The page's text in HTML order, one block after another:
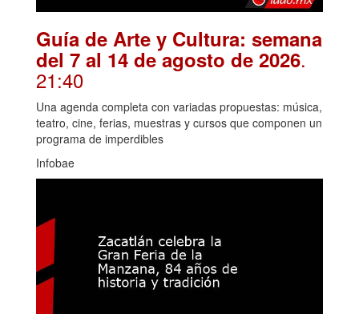
Guía de Arte y Cultura: semana
del 7 al 14 de agosto de 2026.
21:40
Una agenda completa con variadas propuestas: música,
teatro, cine, ferias, muestras y cursos que componen un
programa de imperdibles
Infobae